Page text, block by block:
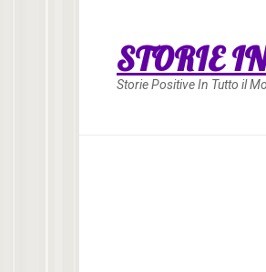
STORIE
Storie Positive In Tutto il